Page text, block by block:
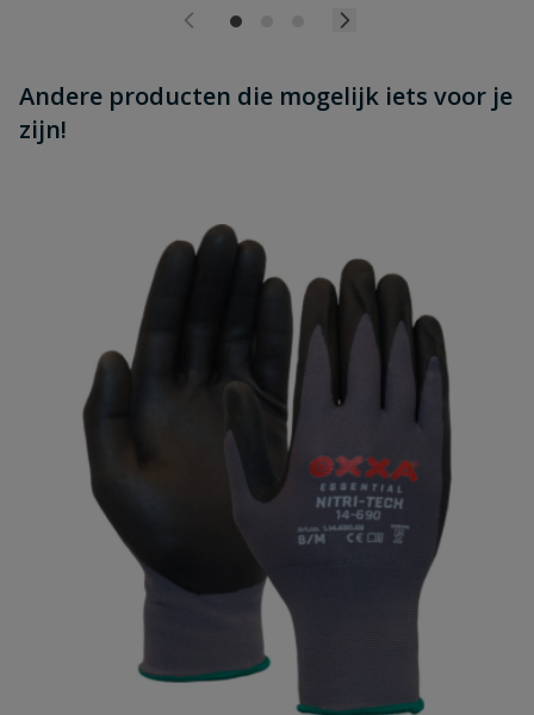
Andere producten die mogelijk iets voor je
zijn!